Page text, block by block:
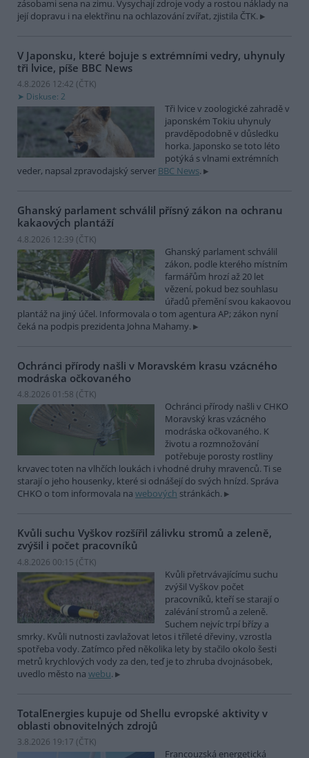
zásobami sena na zimu. Vysychají zdroje vody a rostou náklady na
její dopravu i na elektřinu na ochlazování zvířat, zjistila ČTK.
V Japonsku, které bojuje s extrémními vedry, uhynuly
tři lvice, píše BBC News
4.8.2026 12:42 (ČTK)
Diskuse: 2
Tři lvice v zoologické zahradě v
japonském Tokiu uhynuly
pravděpodobně v důsledku
horka. Japonsko se toto léto
potýká s vlnami extrémních
veder, napsal zpravodajský server BBC News.
Ghanský parlament schválil přísný zákon na ochranu
kakaových plantáží
4.8.2026 12:39 (ČTK)
Ghanský parlament schválil
zákon, podle kterého místním
farmářům hrozí až 20 let
vězení, pokud bez souhlasu
úřadů přemění svou kakaovou
plantáž na jiný účel. Informovala o tom agentura AP; zákon nyní
čeká na podpis prezidenta Johna Mahamy.
Ochránci přírody našli v Moravském krasu vzácného
modráska očkovaného
4.8.2026 01:58 (ČTK)
Ochránci přírody našli v CHKO
Moravský kras vzácného
modráska očkovaného. K
životu a rozmnožování
potřebuje porosty rostliny
krvavec toten na vlhčích loukách i vhodné druhy mravenců. Ti se
starají o jeho housenky, které si odnášejí do svých hnízd. Správa
CHKO o tom informovala na webových stránkách.
Kvůli suchu Vyškov rozšířil zálivku stromů a zeleně,
zvýšil i počet pracovníků
4.8.2026 00:15 (ČTK)
Kvůli přetrvávajícímu suchu
zvýšil Vyškov počet
pracovníků, kteří se starají o
zalévání stromů a zeleně.
Suchem nejvíc trpí břízy a
smrky. Kvůli nutnosti zavlažovat letos i tříleté dřeviny, vzrostla
spotřeba vody. Zatímco před několika lety by stačilo okolo šesti
metrů krychlových vody za den, teď je to zhruba dvojnásobek,
uvedlo město na webu.
TotalEnergies kupuje od Shellu evropské aktivity v
oblasti obnovitelných zdrojů
3.8.2026 19:17 (ČTK)
Francouzská energetická